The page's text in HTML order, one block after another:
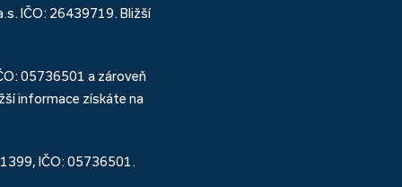
IČO: 26439719. Bližší
05736501 a zároveň
informace získáte na
IČO: 05736501.